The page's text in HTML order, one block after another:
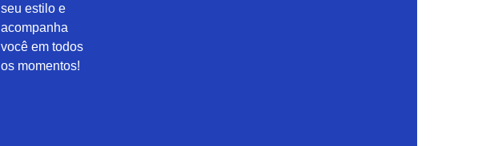
seu estilo e
acompanha
você em todos
os momentos!